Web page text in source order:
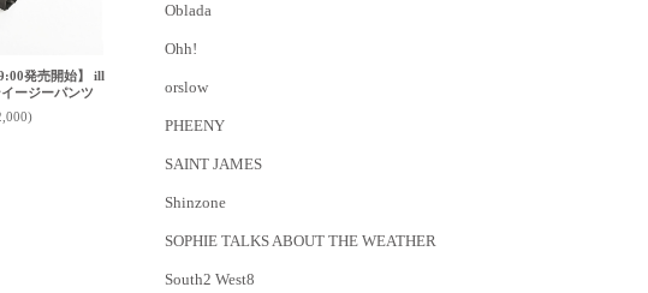
発売開始】 ill
ージーパンツ
Oblada
Ohh!
orslow
PHEENY
SAINT JAMES
Shinzone
SOPHIE TALKS ABOUT THE WEATHER
South2 West8